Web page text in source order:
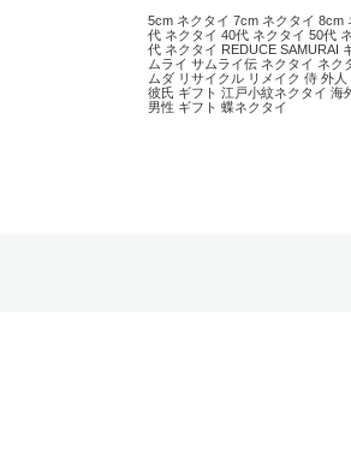
5cm ネクタイ 7cm ネクタイ 8cm
代 ネクタイ 40代 ネクタイ 50代
代 ネクタイ REDUCE SAMURAI
ムライ サムライ伝 ネクタイ ネク
ムダ リサイクル リメイク 侍 外人
彼氏 ギフト 江戸小紋ネクタイ 海
男性 ギフト 蝶ネクタイ